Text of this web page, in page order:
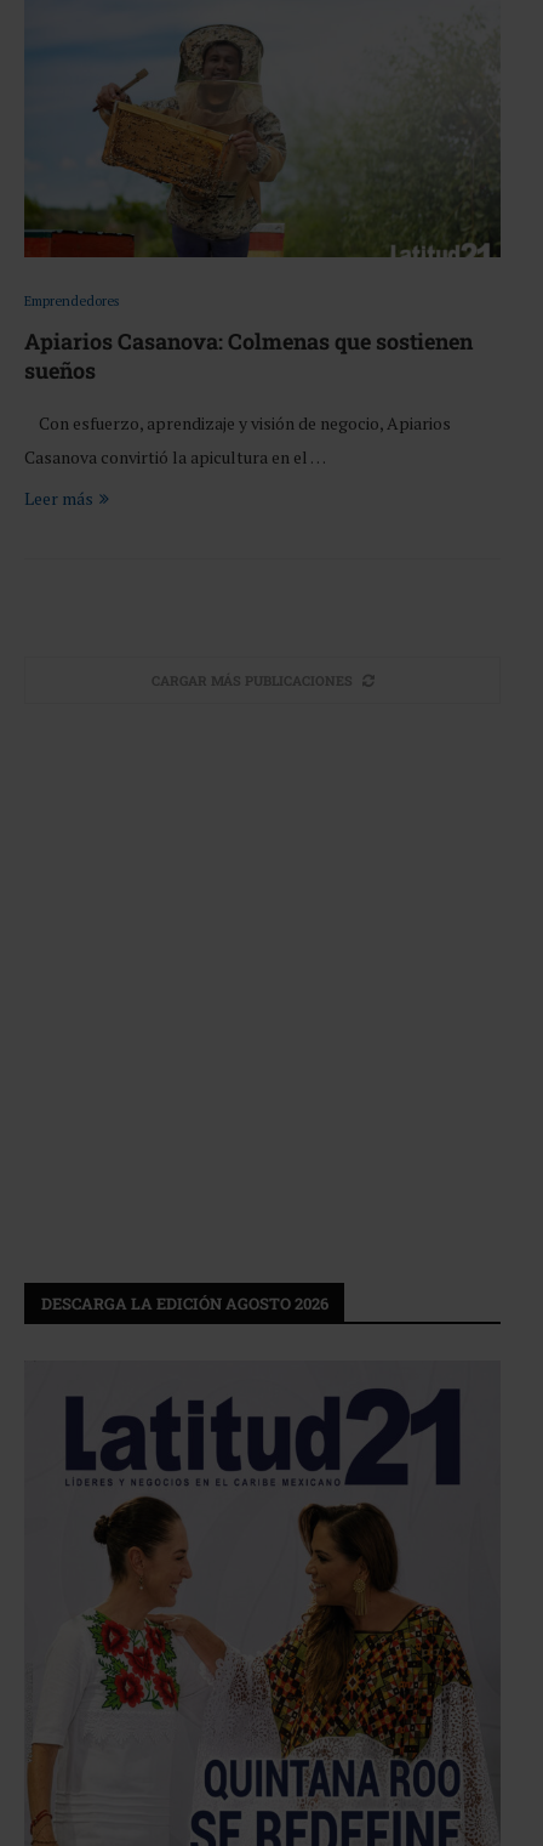
Emprendedores
Apiarios Casanova: Colmenas que sostienen
sueños
Con esfuerzo, aprendizaje y visión de negocio, Apiarios
Casanova convirtió la apicultura en el …
Leer más
CARGAR MÁS PUBLICACIONES
DESCARGA LA EDICIÓN AGOSTO 2026